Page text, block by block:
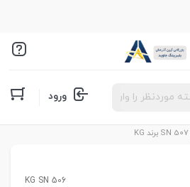
ورود
KG SN 506